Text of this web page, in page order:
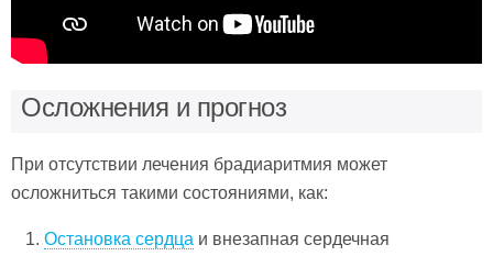
Осложнения и прогноз
При отсутствии лечения брадиаритмия может
осложниться такими состояниями, как:
Остановка сердца и внезапная сердечная